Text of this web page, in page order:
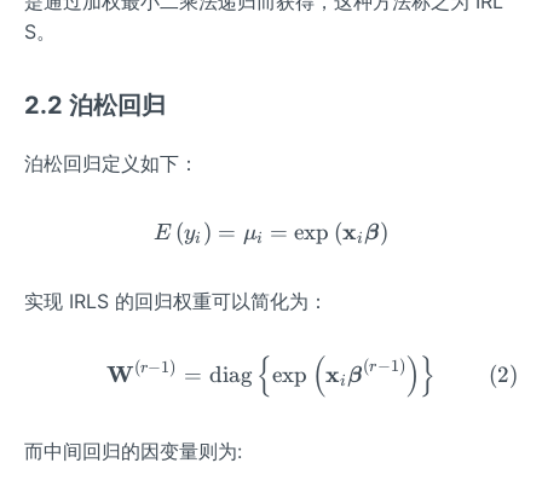
S。
2.2 泊松回归
泊松回归定义如下：
E (yi ) = μi = exp (xi β)
实现 IRLS 的回归权重可以简化为：
\mathbf{W}^{(r-
W(r−1) = diag {exp (xi β(r−1) )} (2)
而中间回归的因变量则为: